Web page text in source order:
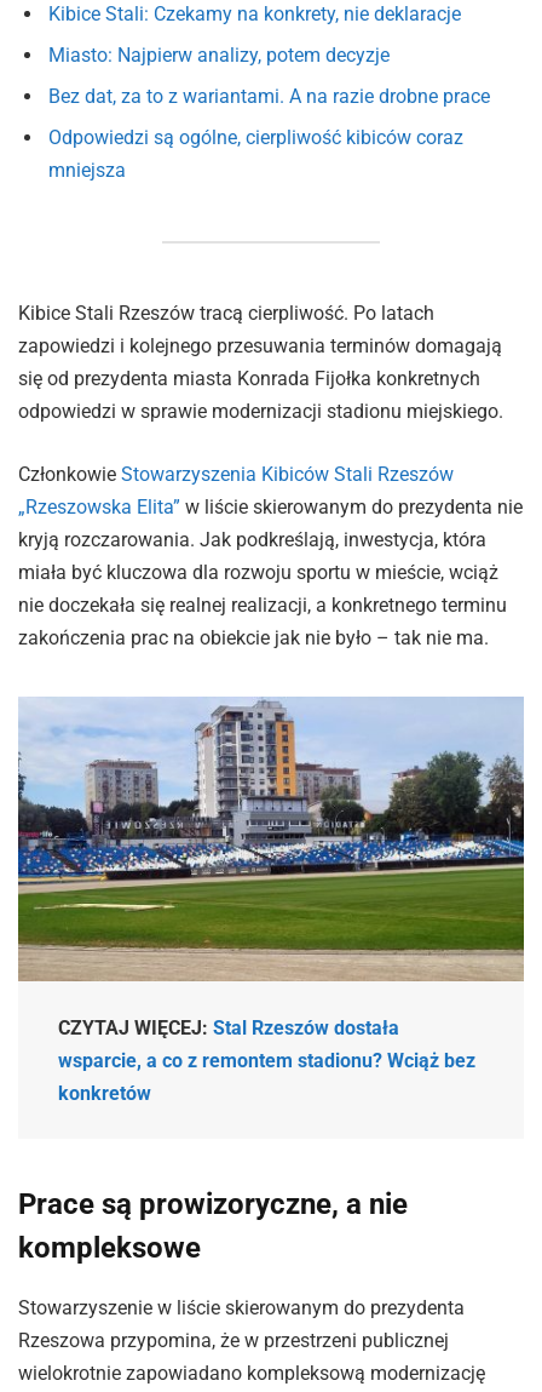
Kibice Stali: Czekamy na konkrety, nie deklaracje
Miasto: Najpierw analizy, potem decyzje
Bez dat, za to z wariantami. A na razie drobne prace
Odpowiedzi są ogólne, cierpliwość kibiców coraz
mniejsza
Kibice Stali Rzeszów tracą cierpliwość. Po latach
zapowiedzi i kolejnego przesuwania terminów domagają
się od prezydenta miasta Konrada Fijołka konkretnych
odpowiedzi w sprawie modernizacji stadionu miejskiego.
Członkowie Stowarzyszenia Kibiców Stali Rzeszów
„Rzeszowska Elita” w liście skierowanym do prezydenta nie
kryją rozczarowania. Jak podkreślają, inwestycja, która
miała być kluczowa dla rozwoju sportu w mieście, wciąż
nie doczekała się realnej realizacji, a konkretnego terminu
zakończenia prac na obiekcie jak nie było – tak nie ma.
CZYTAJ WIĘCEJ:Stal Rzeszów dostała
wsparcie, a co z remontem stadionu? Wciąż bez
konkretów
Prace są prowizoryczne, a nie
kompleksowe
Stowarzyszenie w liście skierowanym do prezydenta
Rzeszowa przypomina, że w przestrzeni publicznej
wielokrotnie zapowiadano kompleksową modernizację